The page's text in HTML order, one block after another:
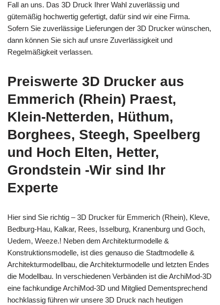
Fall an uns. Das 3D Druck Ihrer Wahl zuverlässig und
gütemäßig hochwertig gefertigt, dafür sind wir eine Firma.
Sofern Sie zuverlässige Lieferungen der 3D Drucker wünschen,
dann können Sie sich auf unsre Zuverlässigkeit und
Regelmäßigkeit verlassen.
Preiswerte 3D Drucker aus
Emmerich (Rhein) Praest,
Klein-Netterden, Hüthum,
Borghees, Steegh, Speelberg
und Hoch Elten, Hetter,
Grondstein -Wir sind Ihr
Experte
Hier sind Sie richtig – 3D Drucker für Emmerich (Rhein), Kleve,
Bedburg-Hau, Kalkar, Rees, Isselburg, Kranenburg und Goch,
Uedem, Weeze.! Neben dem Architekturmodelle &
Konstruktionsmodelle, ist dies genauso die Stadtmodelle &
Architekturmodellbau, die Architekturmodelle und letzten Endes
die Modellbau. In verschiedenen Verbänden ist die ArchiMod-3D
eine fachkundige ArchiMod-3D und Mitglied Dementsprechend
hochklassig führen wir unsere 3D Druck nach heutigen